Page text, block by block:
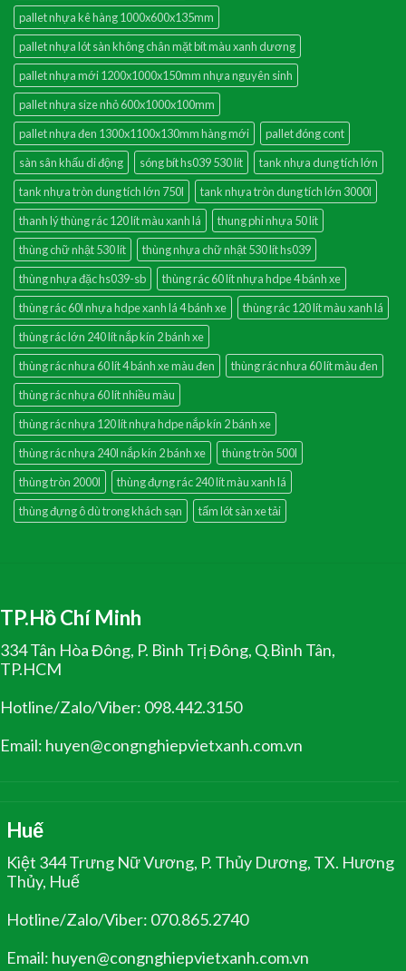
pallet nhựa kê hàng 1000x600x135mm
pallet nhựa lót sàn không chân mặt bít màu xanh dương
pallet nhựa mới 1200x1000x150mm nhựa nguyên sinh
pallet nhựa size nhỏ 600x1000x100mm
pallet nhựa đen 1300x1100x130mm hàng mới
pallet đóng cont
sàn sân khấu di động
sóng bít hs039 530 lít
tank nhựa dung tích lớn
tank nhựa tròn dung tích lớn 750l
tank nhựa tròn dung tích lớn 3000l
thanh lý thùng rác 120 lít màu xanh lá
thung phi nhựa 50 lít
thùng chữ nhật 530 lít
thùng nhựa chữ nhật 530 lít hs039
thùng nhựa đặc hs039-sb
thùng rác 60 lít nhựa hdpe 4 bánh xe
thùng rác 60l nhựa hdpe xanh lá 4 bánh xe
thùng rác 120 lít màu xanh lá
thùng rác lớn 240 lít nắp kín 2 bánh xe
thùng rác nhưa 60 lít 4 bánh xe màu đen
thùng rác nhưa 60 lít màu đen
thùng rác nhựa 60 lít nhiều màu
thùng rác nhựa 120 lít nhựa hdpe nắp kín 2 bánh xe
thùng rác nhựa 240l nắp kín 2 bánh xe
thùng tròn 500l
thùng tròn 2000l
thùng đựng rác 240 lít màu xanh lá
thùng đựng ô dù trong khách sạn
tấm lót sàn xe tải
TP.Hồ Chí Minh
334 Tân Hòa Đông, P. Bình Trị Đông, Q.Bình Tân,
TP.HCM
Hotline/Zalo/Viber: 098.442.3150
Email: huyen@congnghiepvietxanh.com.vn
Huế
Kiệt 344 Trưng Nữ Vương, P. Thủy Dương, TX. Hương
Thủy, Huế
Hotline/Zalo/Viber: 070.865.2740
Email: huyen@congnghiepvietxanh.com.vn